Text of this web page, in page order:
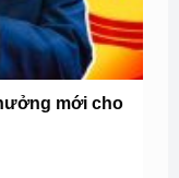
mới cho